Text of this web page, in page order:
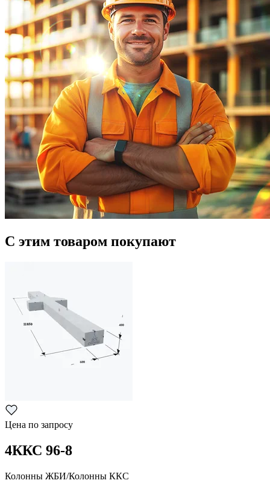
С этим товаром покупают
Цена по запросу
4ККС 96-8
Колонны ЖБИ/Колонны ККС